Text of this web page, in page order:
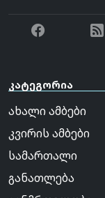
კატეგორია
ახალი ამბები
კვირის ამბები
სამართალი
განათლება